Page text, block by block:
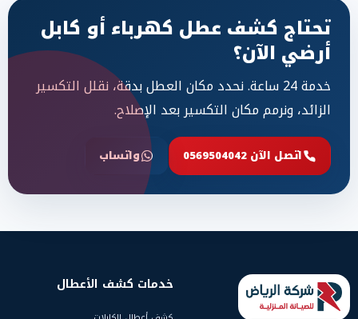
تحتاج كشف عطل كهرباء أو كابل
أرضي الآن؟
خدمة 24 ساعة. نحدد مكان العطل بدقة، نقلل التكسير
الزائد، ونرمم مكان التكسير بعد الإصلاح.
اتصل الآن 0569504042 واتساب
خدمات كشف الأعطال